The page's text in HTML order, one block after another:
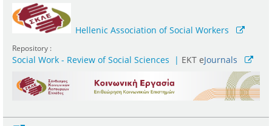
Hellenic Association of Social Workers
Repository :
Social Work - Review of Social Sciences | ΕΚΤ eJournals